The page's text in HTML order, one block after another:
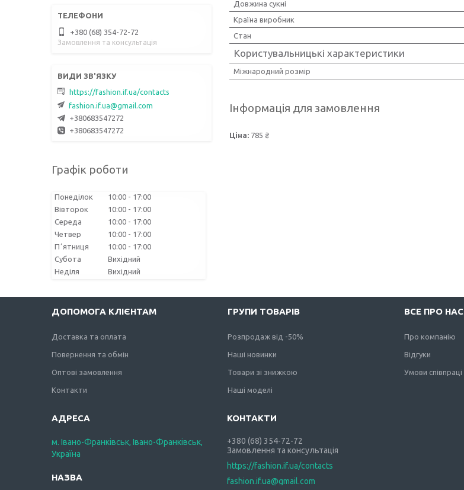
Довжина сукні
Країна виробник
Стан
Користувальницькі характеристики
Міжнародний розмір
Інформація для замовлення
Ціна: 785 ₴
+380 (68) 354-72-72
Замовлення та консультація
https://fashion.if.ua/contacts
fashion.if.ua@gmail.com
+380683547272
+380683547272
Графік роботи
Понеділок 10:00
17:00
Вівторок
10:00
17:00
Середа
10:00
17:00
Четвер
10:00
17:00
Пʼятниця
10:00
17:00
Субота
Вихідний
Неділя
Вихідний
ДОПОМОГА КЛІЄНТАМ
Доставка та оплата
Повернення та обмін
Оптові замовлення
Контакти
ГРУПИ ТОВАРІВ
Розпродаж від -50%
Наші новинки
Товари зі знижкою
Наші моделі
ВСЕ ПРО НАС
Про компанію
Відгуки
Умови співпраці
м. Івано-Франківськ, Івано-Франківськ,
Україна
+380 (68) 354-72-72
Замовлення та консультація
https://fashion.if.ua/contacts
fashion.if.ua@gmail.com